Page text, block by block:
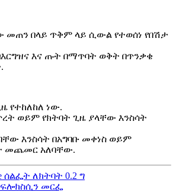
መጠን በላይ ጥቅም ላይ ሲውል የተወሰነ የበሽታ
እና ጡት በማጥባት ወቅት በጥንቃቄ
የተከለከለ ነው.
ወይም የክትባት ጊዜ ያላቸው እንስሳት
እንስሳት በአግባቡ መቀነስ ወይም
መጨመር አለባቸው.
ሰልፌት ለክትባት 0.2 ግ
መርፌ